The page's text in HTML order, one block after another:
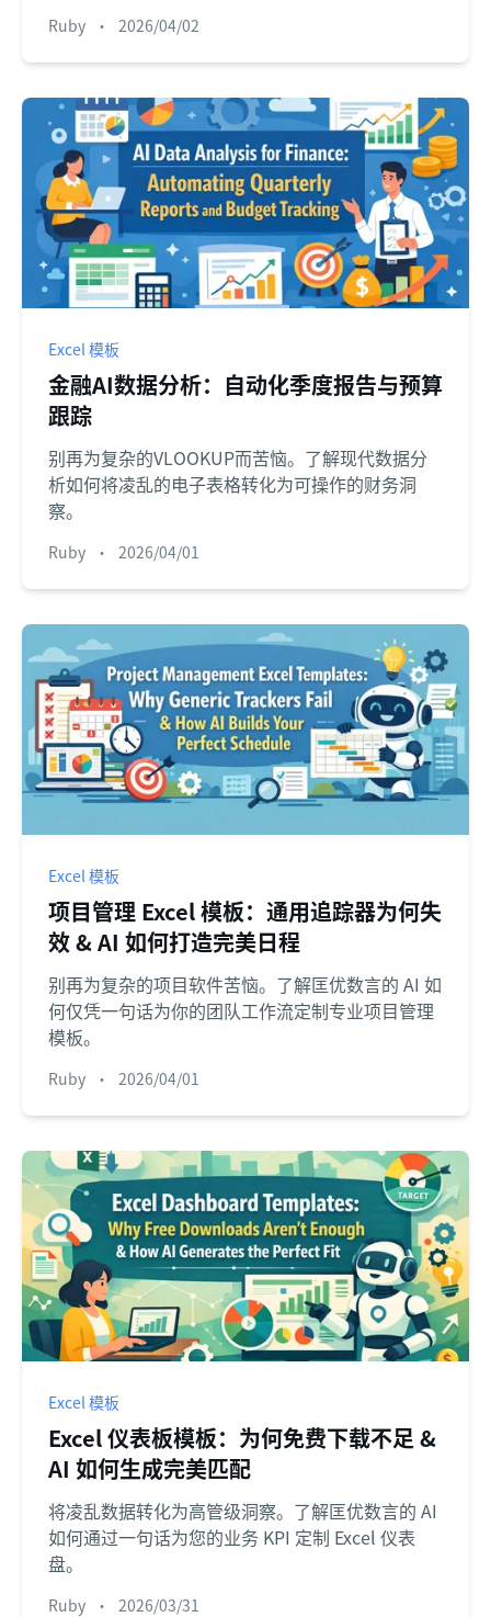
Ruby • 2026/04/02
Excel 模板
金融AI数据分析：自动化季度报告与预算
跟踪
别再为复杂的VLOOKUP而苦恼。了解现代数据分
析如何将凌乱的电子表格转化为可操作的财务洞
察。
Ruby • 2026/04/01
Excel 模板
项目管理 Excel 模板：通用追踪器为何失
效 & AI 如何打造完美日程
别再为复杂的项目软件苦恼。了解匡优数言的 AI 如
何仅凭一句话为你的团队工作流定制专业项目管理
模板。
Ruby • 2026/04/01
Excel 模板
Excel 仪表板模板：为何免费下载不足 &
AI 如何生成完美匹配
将凌乱数据转化为高管级洞察。了解匡优数言的 AI
如何通过一句话为您的业务 KPI 定制 Excel 仪表
盘。
Ruby • 2026/03/31